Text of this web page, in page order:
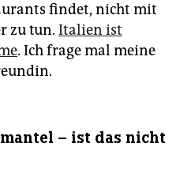
findet, nicht mit
zu tun. Italien ist
. Ich frage mal meine
– ist das nicht